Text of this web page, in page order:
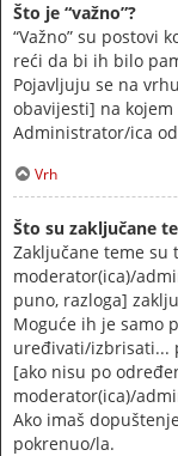
Što je “važno”?
“Važno” su postovi
reći da bi ih bilo
Pojavljuju se na
obavijesti] na
Administrator/ica
Vrh
Što su zaključane
Zaključane teme su
moderator(ica)/
puno, razloga]
Moguće ih je samo
uređivati/izbrisati...
[ako nisu po
moderator(ica)/
Ako imaš
pokrenuo/la.